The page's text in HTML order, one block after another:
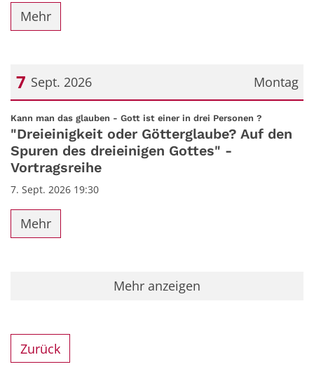
Mehr
Montag
7 Sept. 2026
Datum: 7. September 2026
Kann man das glauben - Gott ist einer in drei Personen ?
"Dreieinigkeit oder Götterglaube? Auf den
Spuren des dreieinigen Gottes" -
Vortragsreihe
7. Sept. 2026 19:30
Mehr
Mehr anzeigen
Zurück